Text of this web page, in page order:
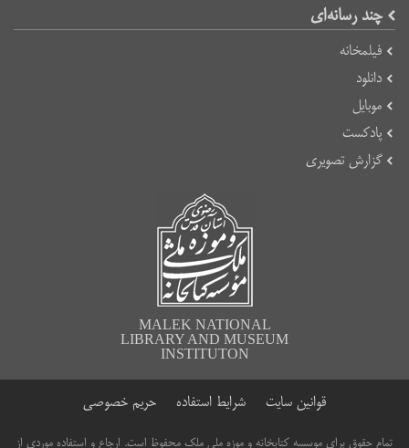
چند رسانه‌ای
فیلمخانه
دانلود
موبایل
پادکست
گزارش تصویری
MALEK NATIONAL
LIBRARY AND MUSEUM
INSTITUTON
قوانین سایت شرایط استفاده حریم خصوصی
تمام حقوق برای موسسه کتابخانه و موزه ملی ملک محفوظ است. ارجاع و استفاده موردی از